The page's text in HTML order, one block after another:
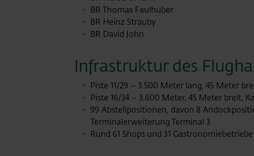
BR Thomas Faulhuber
BR Heinz Strauby
BR David John
Infrastruktur des
Piste 11/29 – 3.500 Meter lang, 45 Meter
Piste 16/34 – 3.600 Meter, 45 Meter breit,
99 Abstellpositionen, davon 8
Terminalerweiterung Terminal 3
Rund 61 Shops und 31